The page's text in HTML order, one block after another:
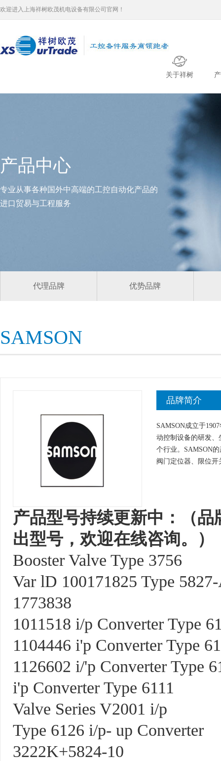
欢迎进入上海祥树欧茂机电设备有限公司官网！
关于祥树
产品中心
专业从事各种国外中高端的工控自动化产品的
进口贸易与工程服务
代理品牌 优势品牌
SAMSON
品牌简介
SAMSON成立于
动控制设备的研发
个行业。SAMSON
阀门定位器、限位
产品型号持续更新中：（
出型号，欢迎在线咨询。）
Booster Valve Type 3756
Var lD 100171825 Type
1773838
1011518 i/p Converter Type
1104446 i'p Converter Type
1126602 i/'p Converter Type
i'p Converter Type 6111
Valve Series V2001 i/p
Type 6126 i/p- up Converter
3222K+5824-10